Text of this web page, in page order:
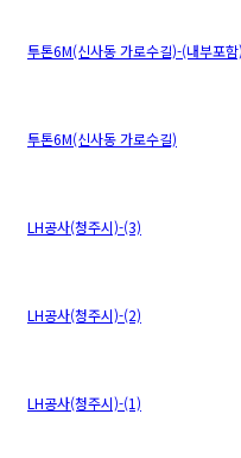
투톤6M(신사동 가로수길)-(내부포함)
투톤6M(신사동 가로수길)
LH공사(청주시)-(3)
LH공사(청주시)-(2)
LH공사(청주시)-(1)